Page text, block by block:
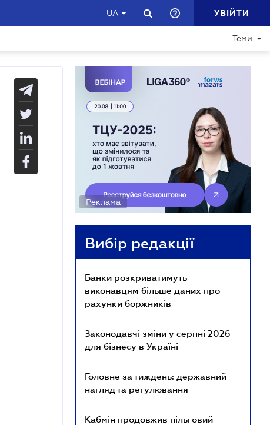
UA УВІЙТИ
Теми
Реклама
Вибір редакції
Банки розкриватимуть
виконавцям більше даних про
рахунки боржників
Законодавчі зміни у серпні 2026
для бізнесу в Україні
Головне за тиждень: державний
нагляд та регулювання
Кабмін продовжив пільговий